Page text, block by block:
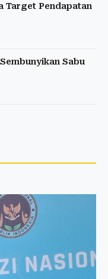
Target Pendapatan
Sabu